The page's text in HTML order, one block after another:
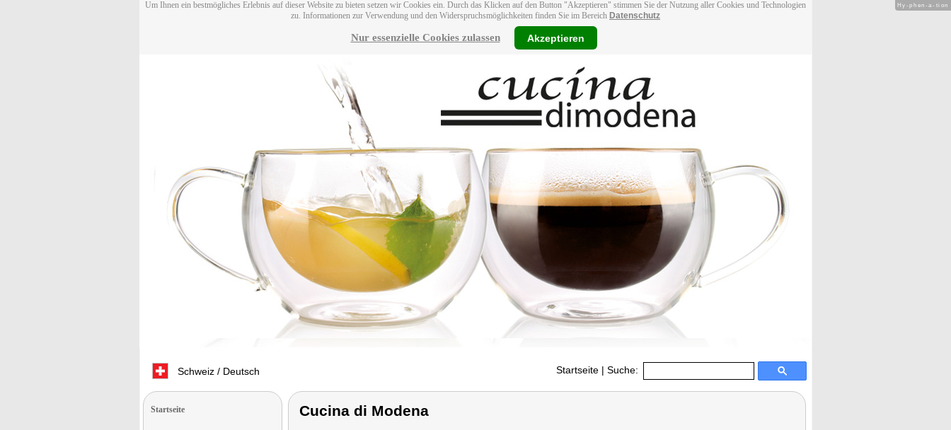
Um Ihnen ein bestmögliches Erlebnis auf dieser Website zu bieten setzen wir Cookies ein. Durch das Klicken auf den Button "Akzeptieren" stimmen Sie der Nutzung aller Cookies und Technologien
zu. Informationen zur Verwendung und den Widerspruchsmöglichkeiten finden Sie im Bereich Datenschutz
Nur essenzielle Cookies zulassen Akzeptieren
Schweiz / Deutsch Startseite | Suche:
Startseite Cucina di Modena
Hy-phen-a-tion